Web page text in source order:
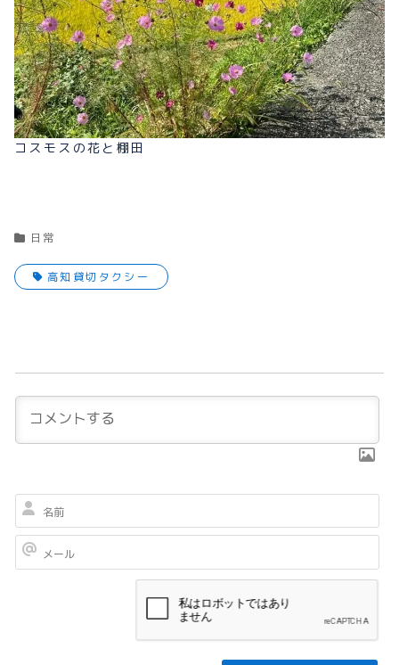
コスモスの花と棚田
日常
高知貸切タクシー